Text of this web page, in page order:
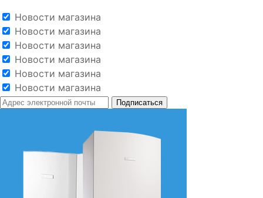
Новости магазина
Новости магазина
Новости магазина
Новости магазина
Новости магазина
Новости магазина